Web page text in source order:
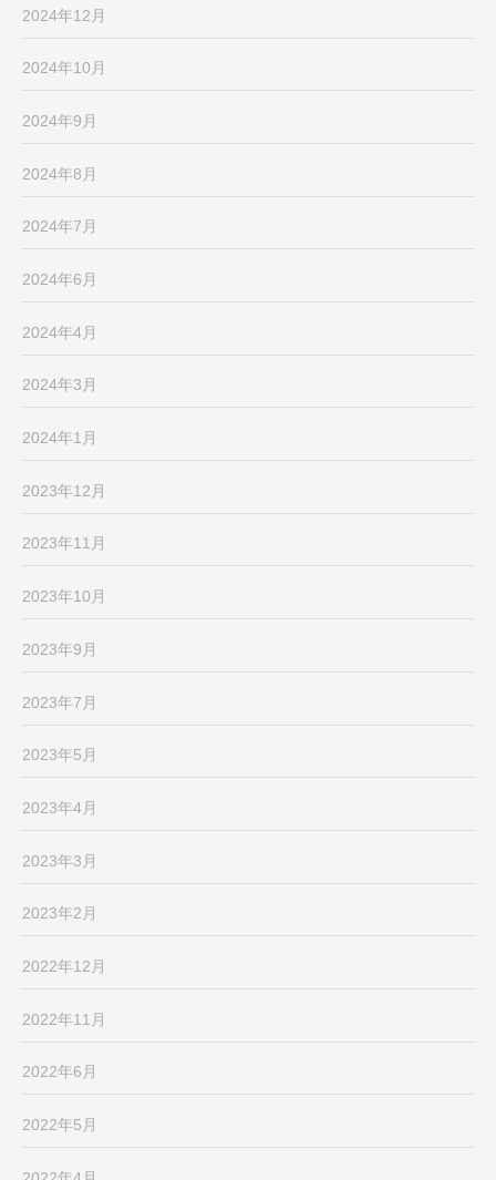
2024年12月
2024年10月
2024年9月
2024年8月
2024年7月
2024年6月
2024年4月
2024年3月
2024年1月
2023年12月
2023年11月
2023年10月
2023年9月
2023年7月
2023年5月
2023年4月
2023年3月
2023年2月
2022年12月
2022年11月
2022年6月
2022年5月